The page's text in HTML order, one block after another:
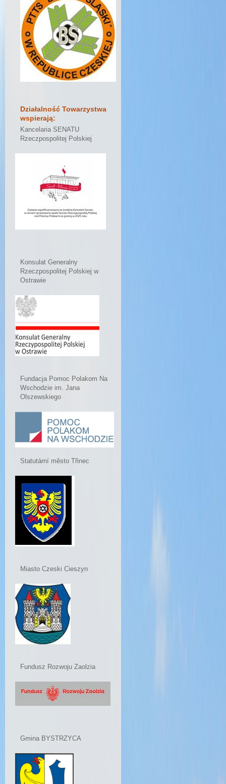
Działalność Towarzystwa
wspierają:
Kancelaria SENATU
Rzeczpospolitej Polskiej
Konsulat Generalny
Rzeczpospolitej Polskiej w
Ostrawie
Fundacja Pomoc Polakom Na
Wschodzie im. Jana
Olszewskiego
Statutární město Třinec
Miasto Czeski Cieszyn
Fundusz Rozwoju Zaolzia
Gmina BYSTRZYCA